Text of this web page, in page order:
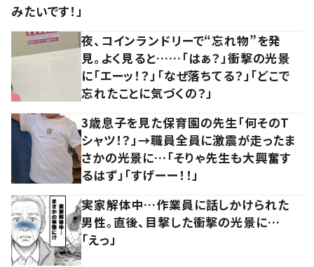
みたいです！」
夜、コインランドリーで“忘れ物”を発
見。よく見ると……「はぁ？」衝撃の光景
に「エーッ！？」「なぜ落ちてる？」「どこで
忘れたことに気づくの？」
3歳息子を見た保育園の先生「何そのT
シャツ！？」→職員全員に激震が走ったま
さかの光景に…「そりゃ先生も大興奮す
るはず」「すげーー！！」
実家解体中…作業員に話しかけられた
男性。直後、目撃した衝撃の光景に…
「えっ」